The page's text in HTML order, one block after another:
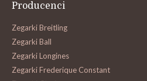
Producenci
Zegarki Breitling
Zegarki Ball
Zegarki Longines
Zegarki Frederique Constant